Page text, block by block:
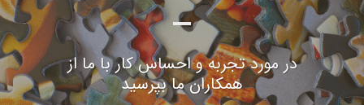
در مورد تجربه و احساس کار با ما از
همکاران ما بپرسید